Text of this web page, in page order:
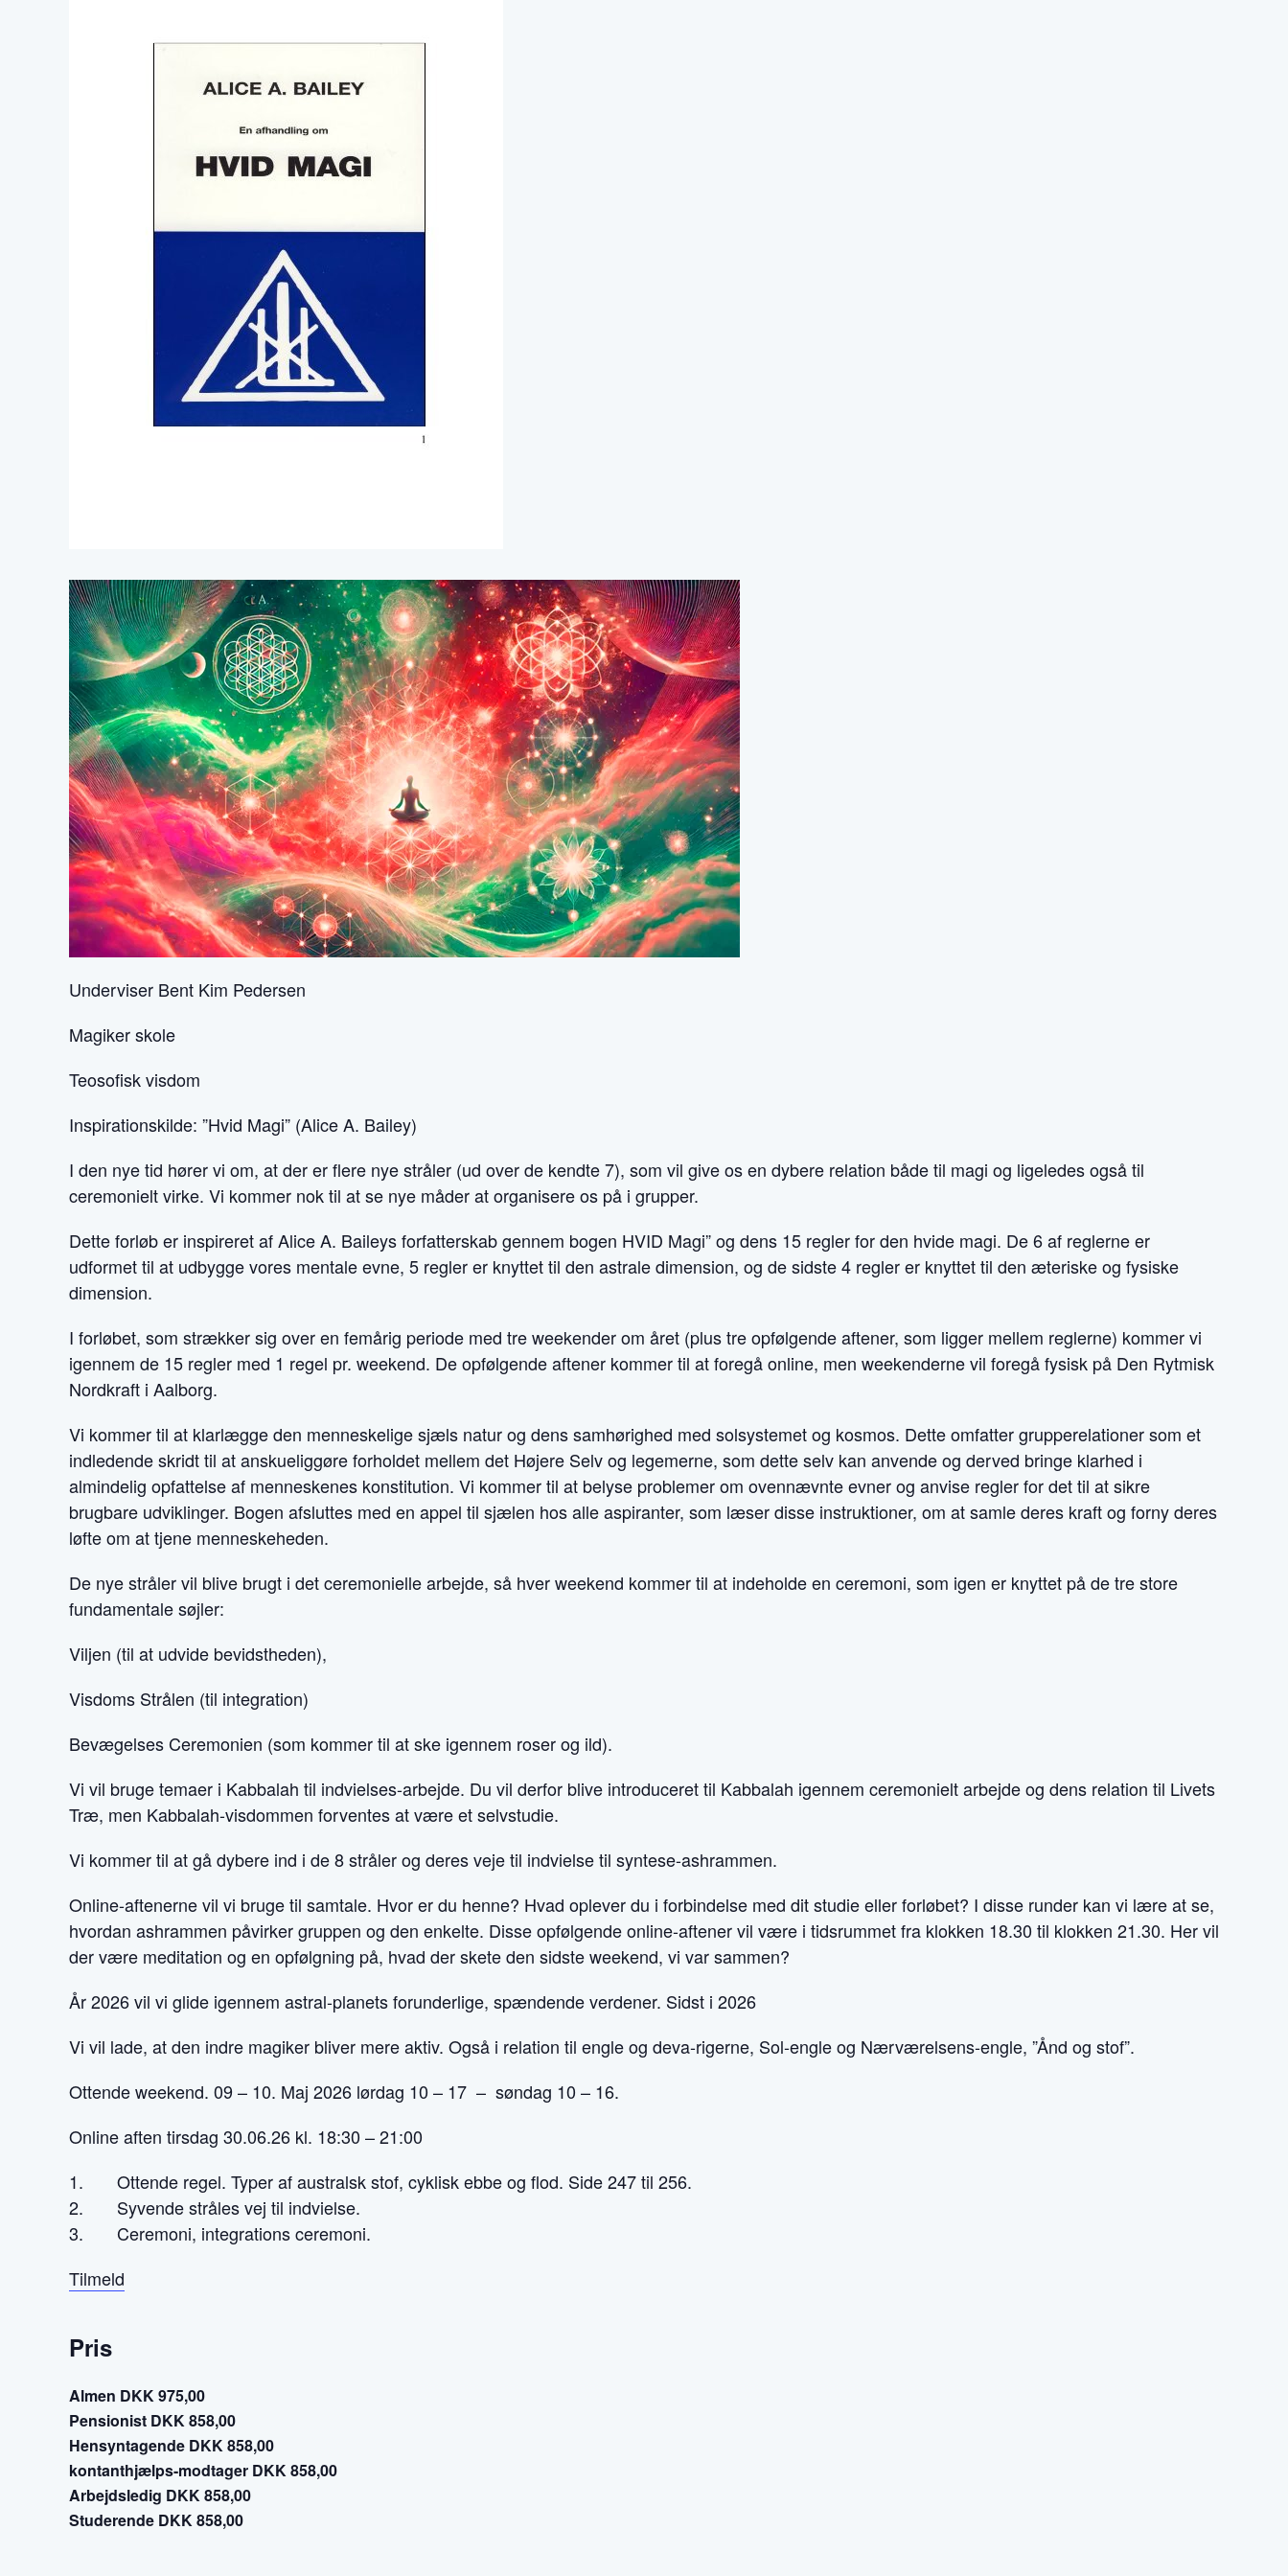
Underviser Bent Kim Pedersen
Magiker skole
Teosofisk visdom
Inspirationskilde: ”Hvid Magi” (Alice A. Bailey)
I den nye tid hører vi om, at der er flere nye stråler (ud over de kendte 7), som vil give os en dybere relation både til magi og ligeledes også til
ceremonielt virke. Vi kommer nok til at se nye måder at organisere os på i grupper.
Dette forløb er inspireret af Alice A. Baileys forfatterskab gennem bogen HVID Magi” og dens 15 regler for den hvide magi. De 6 af reglerne er
udformet til at udbygge vores mentale evne, 5 regler er knyttet til den astrale dimension, og de sidste 4 regler er knyttet til den æteriske og fysiske
dimension.
I forløbet, som strækker sig over en femårig periode med tre weekender om året (plus tre opfølgende aftener, som ligger mellem reglerne) kommer vi
igennem de 15 regler med 1 regel pr. weekend. De opfølgende aftener kommer til at foregå online, men weekenderne vil foregå fysisk på Den Rytmisk
Nordkraft i Aalborg.
Vi kommer til at klarlægge den menneskelige sjæls natur og dens samhørighed med solsystemet og kosmos. Dette omfatter grupperelationer som et
indledende skridt til at anskueliggøre forholdet mellem det Højere Selv og legemerne, som dette selv kan anvende og derved bringe klarhed i
almindelig opfattelse af menneskenes konstitution. Vi kommer til at belyse problemer om ovennævnte evner og anvise regler for det til at sikre
brugbare udviklinger. Bogen afsluttes med en appel til sjælen hos alle aspiranter, som læser disse instruktioner, om at samle deres kraft og forny deres
løfte om at tjene menneskeheden.
De nye stråler vil blive brugt i det ceremonielle arbejde, så hver weekend kommer til at indeholde en ceremoni, som igen er knyttet på de tre store
fundamentale søjler:
Viljen (til at udvide bevidstheden),
Visdoms Strålen (til integration)
Bevægelses Ceremonien (som kommer til at ske igennem roser og ild).
Vi vil bruge temaer i Kabbalah til indvielses-arbejde. Du vil derfor blive introduceret til Kabbalah igennem ceremonielt arbejde og dens relation til Livets
Træ, men Kabbalah-visdommen forventes at være et selvstudie.
Vi kommer til at gå dybere ind i de 8 stråler og deres veje til indvielse til syntese-ashrammen.
Online-aftenerne vil vi bruge til samtale. Hvor er du henne? Hvad oplever du i forbindelse med dit studie eller forløbet? I disse runder kan vi lære at se,
hvordan ashrammen påvirker gruppen og den enkelte. Disse opfølgende online-aftener vil være i tidsrummet fra klokken 18.30 til klokken 21.30. Her vil
der være meditation og en opfølgning på, hvad der skete den sidste weekend, vi var sammen?
År 2026 vil vi glide igennem astral-planets forunderlige, spændende verdener. Sidst i 2026
Vi vil lade, at den indre magiker bliver mere aktiv. Også i relation til engle og deva-rigerne, Sol-engle og Nærværelsens-engle, ”Ånd og stof”.
Ottende weekend. 09 – 10. Maj 2026 lørdag 10 – 17 – søndag 10 – 16.
Online aften tirsdag 30.06.26 kl. 18:30 – 21:00
1. Ottende regel. Typer af australsk stof, cyklisk ebbe og flod. Side 247 til 256.
2. Syvende stråles vej til indvielse.
3. Ceremoni, integrations ceremoni.
Tilmeld
Pris
Almen DKK 975,00
Pensionist DKK 858,00
Hensyntagende DKK 858,00
kontanthjælps-modtager DKK 858,00
Arbejdsledig DKK 858,00
Studerende DKK 858,00